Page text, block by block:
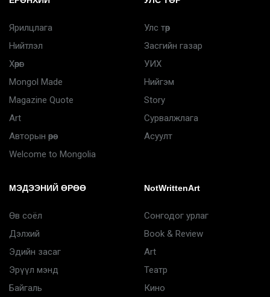
Ярилцлага
Нийтлэл
Хөрөг
Mongol Made
Magazine Quote
Art
Авторын өрөө
Welcome to Mongolia
Улс төр
Засгийн газар
УИХ
Нийгэм
Story
Сурвалжлага
Асуулт
МЭДЭЭНИЙ ӨРӨӨ
Өв соёл
Дэлхий
Эдийн засаг
Эрүүл мэнд
Байгаль
NotWrittenArt
Сонгодог урлаг
Book & Review
Art
Театр
Кино